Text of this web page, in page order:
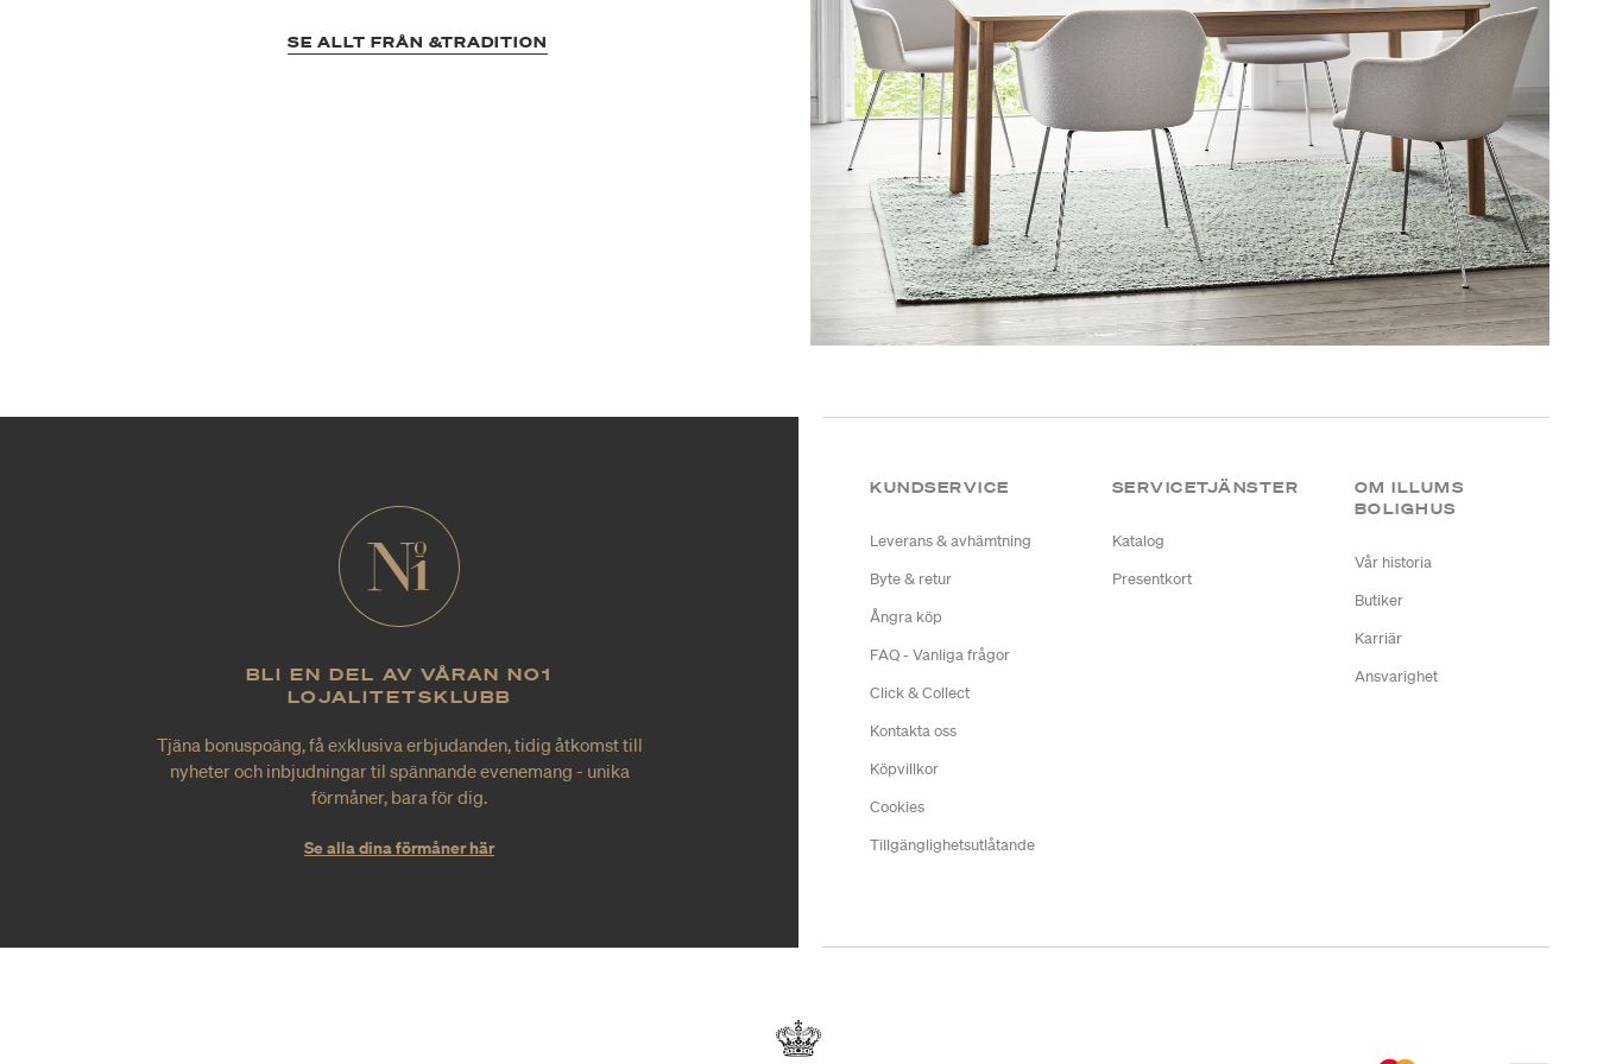
SE ALLT FRÅN &TRADITION
BLI EN DEL AV VÅRAN NO1
LOJALITETSKLUBB
Tjäna bonuspoäng, få exklusiva erbjudanden, tidig åtkomst till
nyheter och inbjudningar til spännande evenemang - unika
förmåner, bara för dig.
Se alla dina förmåner här
KUNDSERVICE
Leverans & avhämtning
Byte & retur
Ångra köp
FAQ - Vanliga frågor
Click & Collect
Kontakta oss
Köpvillkor
Cookies
Tillgänglighetsutlåtande
SERVICETJÄNSTER
Katalog
Presentkort
OM ILLUMS
BOLIGHUS
Vår historia
Butiker
Karriär
Ansvarighet